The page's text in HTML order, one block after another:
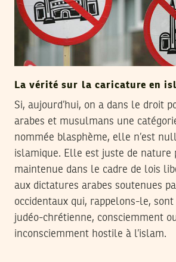
La vérité sur la caricature en
Si, aujourd’hui, on a dans le droit
arabes et musulmans une
nommée blasphème, elle n’est
islamique. Elle est juste de nature
maintenue dans le cadre de lois
aux dictatures arabes soutenues
occidentaux qui, rappelons-le,
judéo-chrétienne, consciemment
inconsciemment hostile à l’islam.